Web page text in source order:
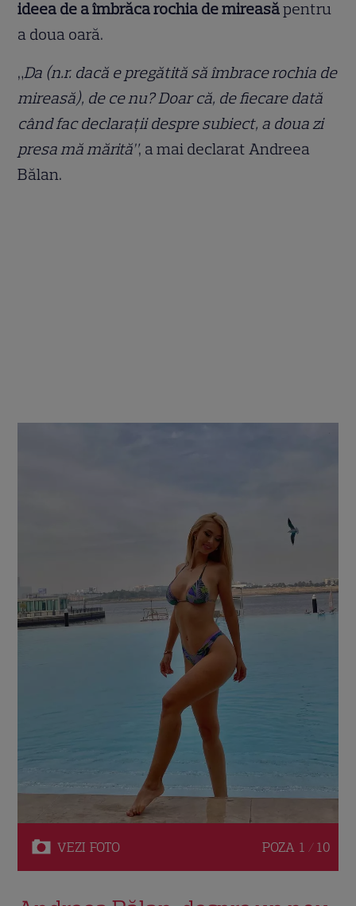
ideea de a îmbrăca rochia de mireasăpentru
a doua oară.
„Da (n.r. dacă e pregătită să îmbrace rochia de
mireasă), de ce nu? Doar că, de fiecare dată
când fac declarații despre subiect, a doua zi
presa mă mărită”, a mai declarat Andreea
Bălan.
VEZI FOTO POZA 1 / 10